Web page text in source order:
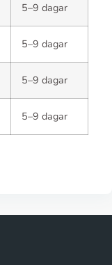
5–9 dagar
5–9 dagar
5–9 dagar
5–9 dagar